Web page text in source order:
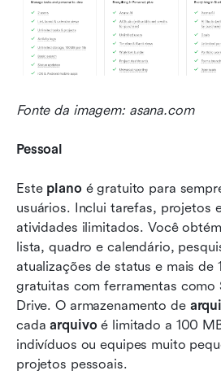
Fonte da imagem: asana.com
Pessoal
Este plano é gratuito para
usuários. Inclui tarefas, projetos
atividades ilimitados. Você
lista, quadro e calendário,
atualizações de status e mais de
gratuitas com ferramentas como
Drive. O armazenamento de
cada arquivo é limitado a 100
indivíduos ou equipes muito
projetos pessoais.